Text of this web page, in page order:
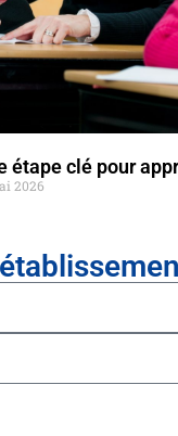
étape clé pour
2026